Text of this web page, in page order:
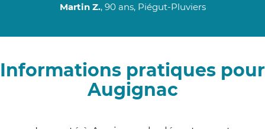
Martin Z., 90 ans, Piégut-Pluviers
Informations pratiques pour
Augignac